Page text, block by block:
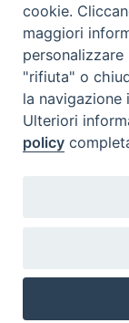
Ufficio Amministrativo,
cookie.
maggiori
"rifiuta" o
la navigazione
Ulteriori
policy